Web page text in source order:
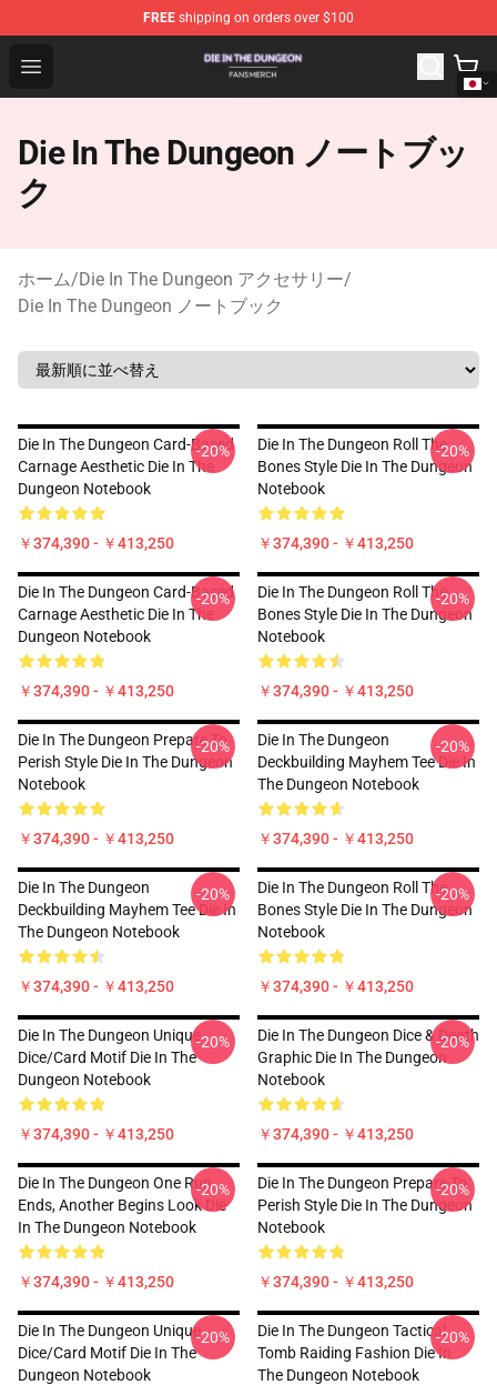
FREE shipping on orders over $100
Open menu
Die In The Dungeon Shop - Official Die In The Dungeon
Die In The Dungeon ノートブッ
ク
ホーム/Die In The Dungeon アクセサリー/
Die In The Dungeon ノートブック
Die In The Dungeon Card-Based
Carnage Aesthetic Die In The
Dungeon Notebook
￥374,390 - ￥413,250
-20%
Die In The Dungeon Roll The
Bones Style Die In The Dungeon
Notebook
￥374,390 - ￥413,250
-20%
Die In The Dungeon Card-Based
Carnage Aesthetic Die In The
Dungeon Notebook
￥374,390 - ￥413,250
-20%
Die In The Dungeon Roll The
Bones Style Die In The Dungeon
Notebook
￥374,390 - ￥413,250
-20%
Die In The Dungeon Prepare To
Perish Style Die In The Dungeon
Notebook
￥374,390 - ￥413,250
-20%
Die In The Dungeon
Deckbuilding Mayhem Tee Die In
The Dungeon Notebook
￥374,390 - ￥413,250
-20%
Die In The Dungeon
Deckbuilding Mayhem Tee Die In
The Dungeon Notebook
￥374,390 - ￥413,250
-20%
Die In The Dungeon Roll The
Bones Style Die In The Dungeon
Notebook
￥374,390 - ￥413,250
-20%
Die In The Dungeon Unique
Dice/Card Motif Die In The
Dungeon Notebook
￥374,390 - ￥413,250
-20%
Die In The Dungeon Dice & Death
Graphic Die In The Dungeon
Notebook
￥374,390 - ￥413,250
-20%
Die In The Dungeon One Run
Ends, Another Begins Look Die
In The Dungeon Notebook
￥374,390 - ￥413,250
-20%
Die In The Dungeon Prepare To
Perish Style Die In The Dungeon
Notebook
￥374,390 - ￥413,250
-20%
Die In The Dungeon Unique
Dice/Card Motif Die In The
Dungeon Notebook
-20%
Die In The Dungeon Tactical
Tomb Raiding Fashion Die In
The Dungeon Notebook
-20%